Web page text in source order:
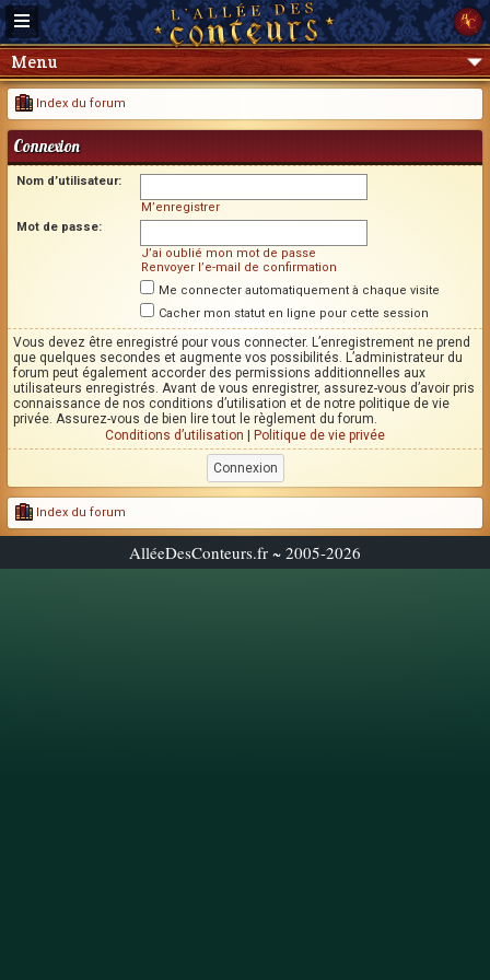
Menu
Index du forum
Connexion
Nom d’utilisateur:
M’enregistrer
Mot de passe:
J’ai oublié mon mot de passe
Renvoyer l’e-mail de confirmation
Me connecter automatiquement à chaque visite
Cacher mon statut en ligne pour cette session
Vous devez être enregistré pour vous connecter. L’enregistrement ne prend
que quelques secondes et augmente vos possibilités. L’administrateur du
forum peut également accorder des permissions additionnelles aux
utilisateurs enregistrés. Avant de vous enregistrer, assurez-vous d’avoir pris
connaissance de nos conditions d’utilisation et de notre politique de vie
privée. Assurez-vous de bien lire tout le règlement du forum.
Conditions d’utilisation
Politique de vie privée
Index du forum
AlléeDesConteurs.fr ~ 2005-2026